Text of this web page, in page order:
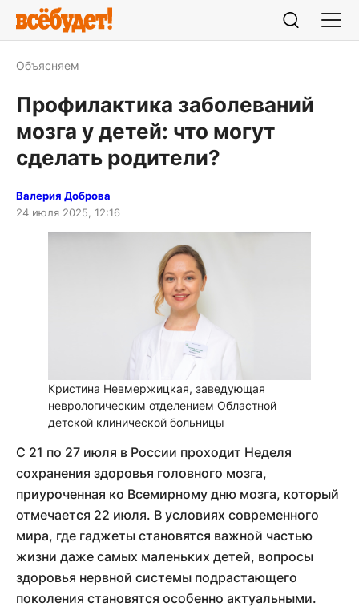
Объясняем
Профилактика заболеваний
мозга у детей: что могут
сделать родители?
Валерия Доброва
24 июля 2025, 12:16
Кристина Невмержицкая, заведующая
неврологическим отделением Областной
детской клинической больницы
С 21 по 27 июля в России проходит Неделя
сохранения здоровья головного мозга,
приуроченная ко Всемирному дню мозга, который
отмечается 22 июля. В условиях современного
мира, где гаджеты становятся важной частью
жизни даже самых маленьких детей, вопросы
здоровья нервной системы подрастающего
поколения становятся особенно актуальными.